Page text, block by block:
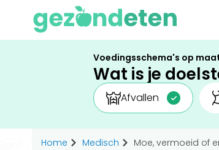
Voedingsschema's op
Wat is je
Afvallen
Home Medisch Moe, vermoeid of